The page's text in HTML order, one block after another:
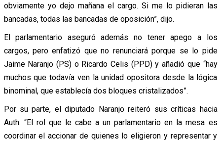
obviamente yo dejo mañana el cargo. Si me lo pidieran las
bancadas, todas las bancadas de oposición”, dijo.
El parlamentario aseguró además no tener apego a los
cargos, pero enfatizó que no renunciará porque se lo pide
Jaime Naranjo (PS) o Ricardo Celis (PPD) y añadió que “hay
muchos que todavía ven la unidad opositora desde la lógica
binominal, que establecía dos bloques cristalizados”.
Por su parte, el diputado Naranjo reiteró sus críticas hacia
Auth: “El rol que le cabe a un parlamentario en la mesa es
coordinar el accionar de quienes lo eligieron y representar y